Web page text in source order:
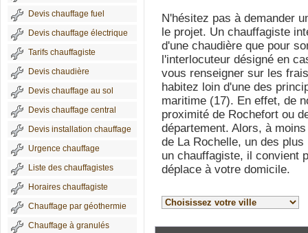
Devis chauffage fuel
Devis chauffage électrique
Tarifs chauffagiste
Devis chaudière
Devis chauffage au sol
Devis chauffage central
Devis installation chauffage
Urgence chauffage
Liste des chauffagistes
Horaires chauffagiste
Chauffage par géothermie
Chauffage à granulés
N'hésitez pas à demander
le projet. Un chauffagiste
d'une chaudière que pour
l'interlocuteur désigné en
vous renseigner sur les
habitez loin d'une des
maritime (17). En effet, de
proximité de Rochefort ou
département. Alors, à
de La Rochelle, un des
un chauffagiste, il convient
déplace à votre domicile.